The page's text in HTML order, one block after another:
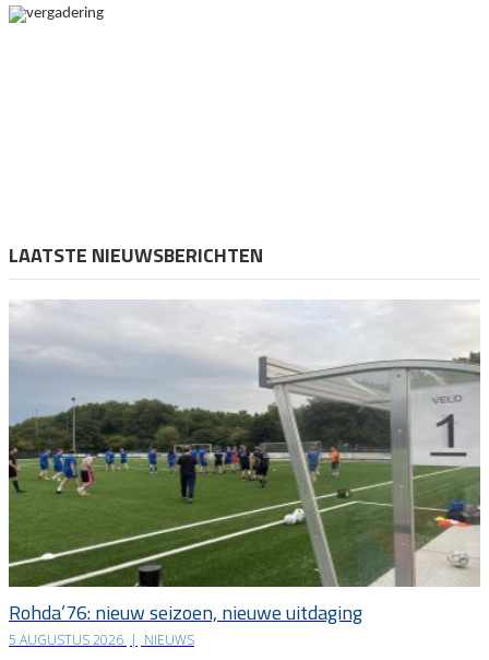
LAATSTE NIEUWSBERICHTEN
Rohda’76: nieuw seizoen, nieuwe uitdaging
5 AUGUSTUS 2026 | NIEUWS